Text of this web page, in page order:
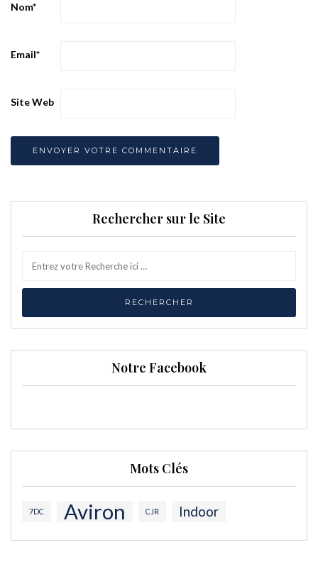
Nom*
Email*
Site Web
Rechercher sur le Site
Notre Facebook
Mots Clés
7DC Aviron CJR Indoor